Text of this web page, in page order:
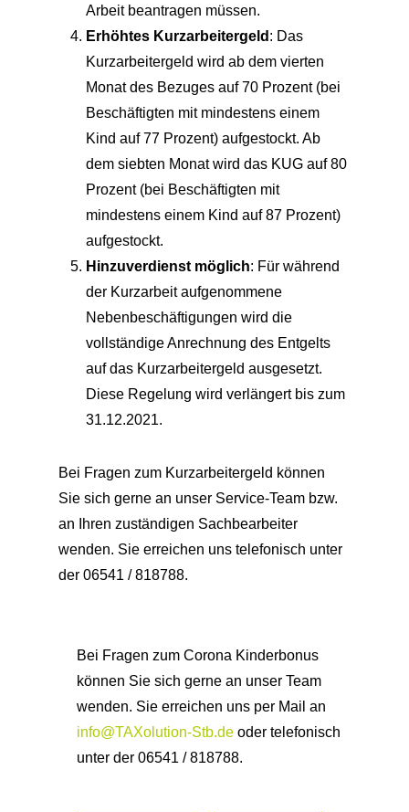
Arbeit beantragen müssen.
Erhöhtes Kurzarbeitergeld : Das
Kurzarbeitergeld wird ab dem vierten
Monat des Bezuges auf 70 Prozent (bei
Beschäftigten mit mindestens einem
Kind auf 77 Prozent) aufgestockt. Ab
dem siebten Monat wird das KUG auf 80
Prozent (bei Beschäftigten mit
mindestens einem Kind auf 87 Prozent)
aufgestockt.
Hinzuverdienst möglich: Für während
der Kurzarbeit aufgenommene
Nebenbeschäftigungen wird die
vollständige Anrechnung des Entgelts
auf das Kurzarbeitergeld ausgesetzt.
Diese Regelung wird verlängert bis zum
31.12.2021.
Bei Fragen zum Kurzarbeitergeld können
Sie sich gerne an unser Service-Team bzw.
an Ihren zuständigen Sachbearbeiter
wenden. Sie erreichen uns telefonisch unter
der 06541 / 818788.
Bei Fragen zum Corona Kinderbonus
können Sie sich gerne an unser Team
wenden. Sie erreichen uns per Mail an
info@TAXolution-Stb.de oder telefonisch
unter der 06541 / 818788.